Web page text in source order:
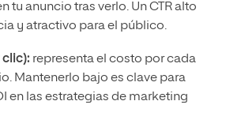
tu anuncio tras verlo. Un CTR alto
y atractivo para el público.
clic): representa el costo por cada
Mantenerlo bajo es clave para
en las estrategias de marketing